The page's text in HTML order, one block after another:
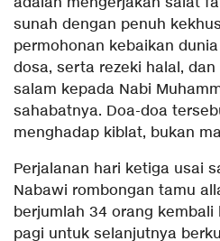
sunah dengan penuh
permohonan kebaikan
dosa, serta rezeki halal,
salam kepada Nabi
sahabatnya. Doa-doa
menghadap kiblat, bukan
Perjalanan hari ketiga usai
Nabawi rombongan tamu
berjumlah 34 orang
pagi untuk selanjutnya